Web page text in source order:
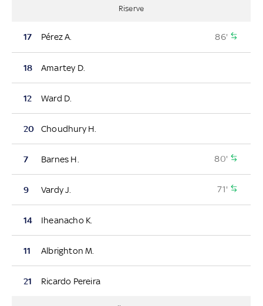
Riserve
17 Pérez A. 86'
18 Amartey D.
12 Ward D.
20 Choudhury H.
7 Barnes H. 80'
9 Vardy J. 71'
14 Iheanacho K.
11 Albrighton M.
21 Ricardo Pereira